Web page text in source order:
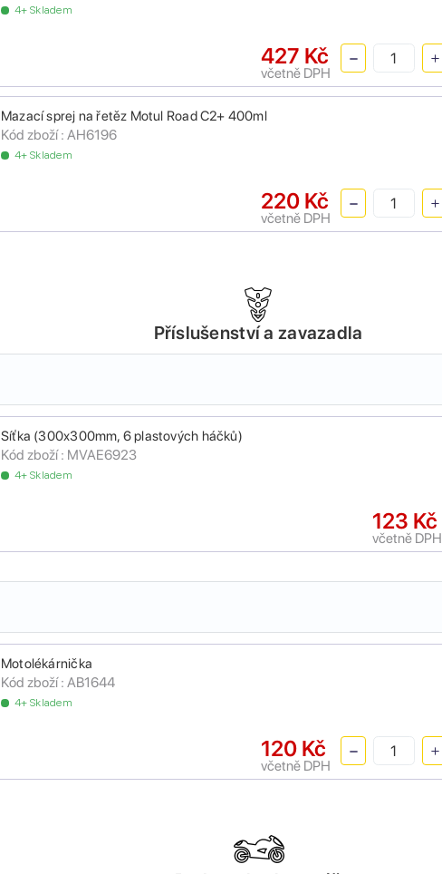
4+ Skladem
427 Kč
včetně DPH
Mazací sprej na řetěz Motul Road C2+ 400ml
Kód zboží : AH6196
4+ Skladem
220 Kč
včetně DPH
Příslušenství a zavazadla
Síťka (300x300mm, 6 plastových háčků)
Kód zboží : MVAE6923
4+ Skladem
123 Kč
včetně DPH
Motolékárnička
Kód zboží : AB1644
4+ Skladem
120 Kč
včetně DPH